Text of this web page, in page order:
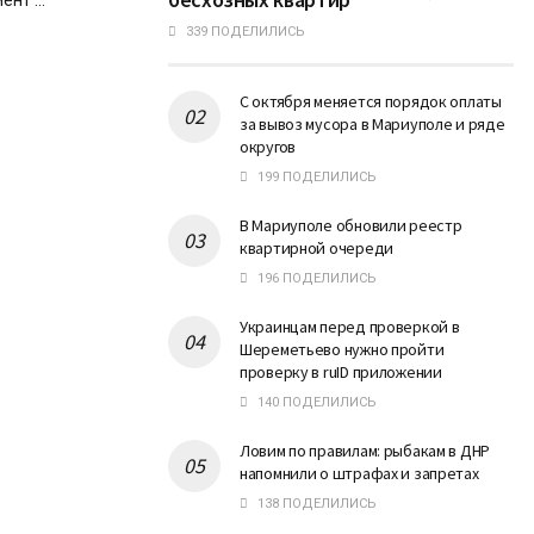
339 ПОДЕЛИЛИСЬ
С октября меняется порядок оплаты
за вывоз мусора в Мариуполе и ряде
округов
199 ПОДЕЛИЛИСЬ
В Мариуполе обновили реестр
квартирной очереди
196 ПОДЕЛИЛИСЬ
Украинцам перед проверкой в
Шереметьево нужно пройти
проверку в ruID приложении
140 ПОДЕЛИЛИСЬ
Ловим по правилам: рыбакам в ДНР
напомнили о штрафах и запретах
138 ПОДЕЛИЛИСЬ